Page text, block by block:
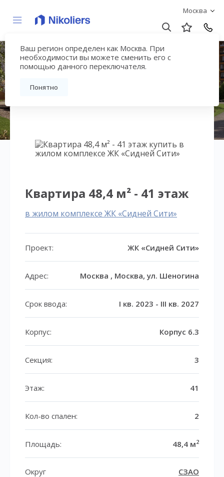
Москва
Ваш регион определен как Москва. При
необходимости вы можете сменить его с
помощью данного переключателя.
Понятно
ЖК «Сидней Сити»
Вернуться на страницу жилого комплекса
Квартира 48,4 м² - 41 этаж
в жилом комплексе ЖК «Сидней Сити»
Проект: ЖК «Сидней Сити»
Адрес: Москва , Москва, ул. Шеногина
Срок ввода: I кв. 2023 - III кв. 2027
Корпус: Корпус 6.3
Секция: 3
Этаж: 41
Кол-во спален: 2
Площадь: 48,4 м2
Округ СЗАО